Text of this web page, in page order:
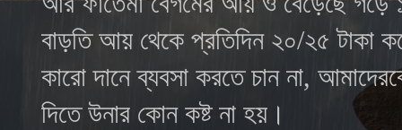
বাড়তি আয় থেকে প্রতিদিন ২০/২৫ টাকা
কারো দানে ব্যবসা করতে চান না,
দিতে উনার কোন কষ্ট না হয়।